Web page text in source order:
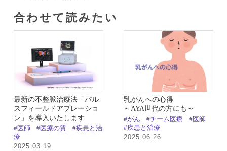
合わせて読みたい​
最新の不整脈治療法「パル
スフィールドアブレーショ
ン」を導入いたします
#医師 #医療の質
#疾患と治
療
2025.03.19
乳がんへの心得
～AYA世代の方にも～
#がん #チーム医療
#医師
#疾患と治療
2025.06.26